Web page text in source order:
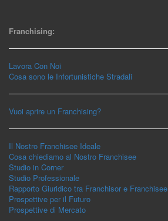
Franchising:
Lavora Con Noi
Cosa sono le Infortunistiche Stradali
Vuoi aprire un Franchising?
Il Nostro Franchisee Ideale
Cosa chiediamo al Nostro Franchisee
Studio in Corner
Studio Professionale
Rapporto Giuridico tra Franchisor e Franchisee
Prospettive per il Futuro
Prospettive di Mercato